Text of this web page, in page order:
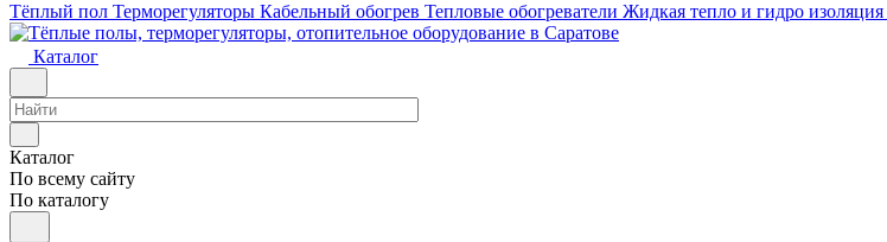
Тёплый пол Терморегуляторы Кабельный обогрев Тепловые обогреватели Жидкая тепло и гидро изоляция
Каталог
Каталог
По всему сайту
По каталогу